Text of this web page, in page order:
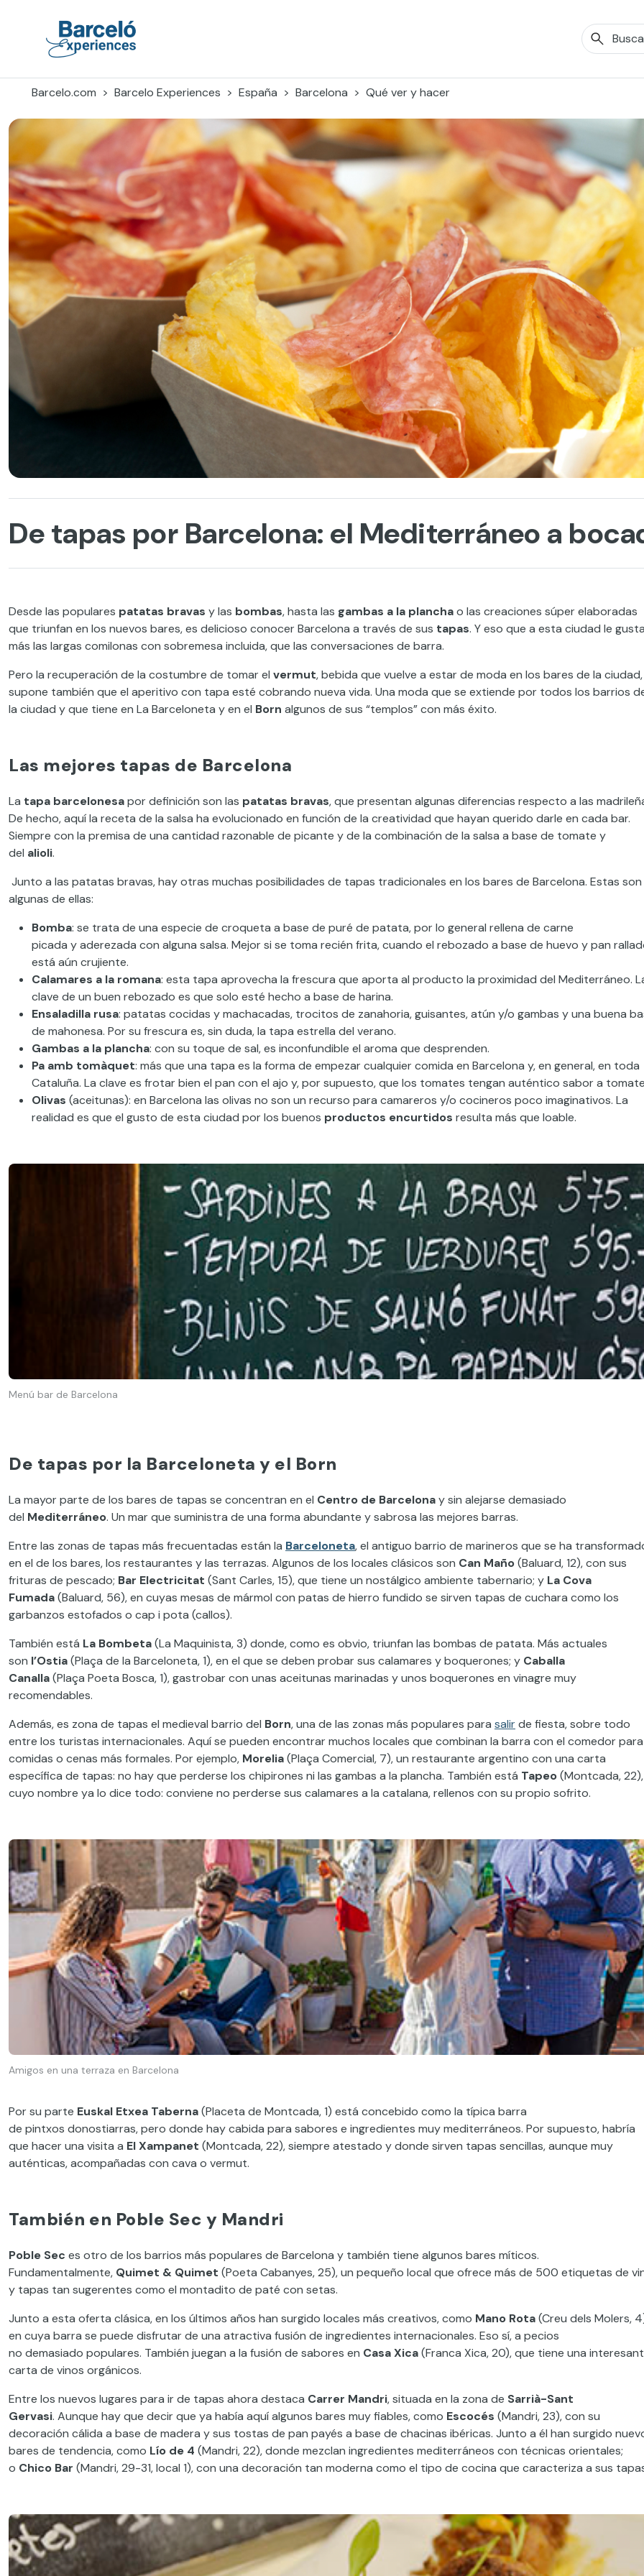
Barcelo.com
Barcelo Experiences España Barcelona Qué ver y hacer
De tapas por Barcelona: el Mediterráneo a
Desde las populares patatas bravas y las bombas, hasta las gambas a la planchao las creaciones súperelaboradas
que triunfan en los nuevos bares, es delicioso conocer Barcelona a través de sus tapas. Y eso que a esta ciudad le
más las largas comilonas con sobremesa incluida, que las conversaciones de barra.
Pero la recuperación de la costumbre de tomarel vermut, bebida que vuelve a estar de moda en los bares de la ciudad,
supone también que el aperitivo con tapa esté cobrando nueva vida. Una moda que se extiende por todos los barrios
la ciudad y que tiene en La Barceloneta yen el Born algunos de sus “templos” con más éxito.
Las mejores tapas de Barcelona
La tapa barcelonesapor definición son las patatas bravas, que presentan algunas diferencias respecto a las
De hecho, aquí la receta de la salsa ha evolucionado en función de la creatividad que hayan querido darle en cada bar.
Siempre con la premisa de una cantidad razonable de picante y de la combinación de la salsa a base de tomate y
del alioli.
Junto a las patatas bravas, hay otras muchas posibilidades de tapas tradicionales en los bares de Barcelona. Estas son
algunas de ellas:
Bomba: se trata de una especie de croqueta a base de puré de patata, por lo general rellena de carne
picada yaderezada con alguna salsa. Mejor si se toma recién frita, cuando el rebozado a base de huevo y pan
está aún crujiente.
Calamares a la romana: esta tapa aprovecha la frescura que aporta al producto la proximidad del Mediterráneo.
clave de un buen rebozado es que solo esté hecho a base de harina.
Ensaladilla rusa: patatas cocidas y machacadas, trocitos de zanahoria, guisantes, atún y/o gambas y una buena
de mahonesa. Por su frescura es, sin duda, la tapa estrella del verano.
Gambas a la plancha: con su toque de sal, es inconfundible el aroma que desprenden.
Pa amb tomàquet: más que una tapa es la forma de empezar cualquier comida en Barcelona y, en general, en toda
Cataluña. La clave es frotar bien el pan con el ajo y, por supuesto,que los tomates tengan auténtico sabor a
Olivas (aceitunas): en Barcelona las olivas no son un recurso para camareros y/o cocineros poco imaginativos. La
realidad es que el gusto de esta ciudad por los buenos productos encurtidos resulta más que loable.
Menú bar de Barcelona
De tapas por la Barceloneta y el Born
La mayor parte de los bares de tapas se concentran en el Centro de Barcelonay sin alejarse demasiado
del Mediterráneo. Un marque suministra de una forma abundante y sabrosa las mejores barras.
Entre las zonas de tapas más frecuentadas están la Barceloneta,el antiguo barrio de marineros que se ha
en el de los bares, los restaurantes y las terrazas. Algunos de los locales clásicos son Can Maño(Baluard, 12), con sus
frituras de pescado; Bar Electricitat (Sant Carles, 15),que tiene un nostálgico ambiente tabernario; y La Cova
Fumada(Baluard, 56), en cuyas mesas de mármol con patas de hierro fundido se sirven tapas de cuchara como los
garbanzos estofados o cap i pota (callos).
También está La Bombeta(La Maquinista, 3) donde, como es obvio, triunfan las bombas de patata. Más actuales
son l’Ostia(Plaça de la Barceloneta, 1),en el que se deben probar sus calamares y boquerones; y Caballa
Canalla(Plaça Poeta Bosca, 1), gastrobar con unas aceitunas marinadas y unos boquerones en vinagre muy
recomendables.
Además, es zona de tapas el medieval barrio del Born, una de las zonas más populares para salirde fiesta, sobre todo
entre los turistas internacionales. Aquí se pueden encontrar muchos locales que combinan la barra con el comedor para
comidas o cenas más formales. Por ejemplo, Morelia(Plaça Comercial, 7), un restaurante argentino con una carta
específica de tapas: no hay que perderse los chipirones ni las gambas a la plancha. También está Tapeo(Montcada, 22),
cuyo nombre ya lo dice todo: conviene no perderse sus calamares a la catalana, rellenos con su propio sofrito.
Amigos en una terraza en Barcelona
Por su parte Euskal Etxea Taberna(Placeta de Montcada, 1) está concebido como la típica barra
de pintxos donostiarras, pero donde hay cabida para sabores e ingredientes muy mediterráneos. Por supuesto,habría
que hacer una visita a El Xampanet (Montcada, 22), siempre atestado y donde sirven tapas sencillas, aunque muy
auténticas, acompañadas con cava o vermut.
También en Poble Sec y Mandri
Poble Sec es otro de los barrios más populares de Barcelona y también tiene algunos bares míticos.
Fundamentalmente, Quimet & Quimet (Poeta Cabanyes, 25), un pequeño local que ofrece más de 500 etiquetas de
y tapas tan sugerentes como el montadito de paté con setas.
Junto a esta oferta clásica, en los últimos años han surgido locales más creativos, como Mano Rota(Creu dels Molers,
en cuya barra se puede disfrutar de una atractiva fusión de ingredientes internacionales. Eso sí,a pecios
no demasiado populares. También juegan a la fusión de sabores en Casa Xica(Franca Xica, 20), que tiene una
carta de vinos orgánicos.
Entre los nuevos lugares para ir de tapas ahora destaca Carrer Mandri, situada en la zona de Sarrià-Sant
Gervasi. Aunque hay que decir que ya había aquíalgunos bares muy fiables, como Escocés (Mandri, 23), con su
decoración cálida a base de madera y sus tostas de pan payés a base de chacinas ibéricas. Junto a él han surgido
bares de tendencia, como Lío de 4 (Mandri, 22), donde mezclan ingredientes mediterráneos con técnicas orientales;
o Chico Bar (Mandri, 29-31, local 1), con una decoración tan moderna como el tipo de cocina que caracteriza a sus